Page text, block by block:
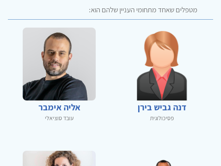
מטפלים שאחד מתחומי העניין שלהם הוא:
דנה גביש בירן
פסיכולוגית
אליה אימבר
עובד סוציאלי